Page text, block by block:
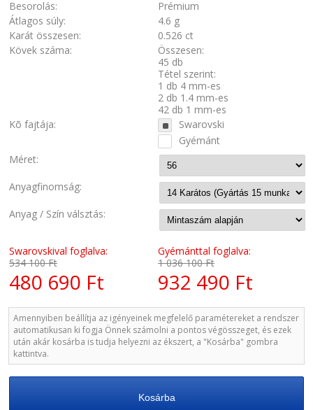
Besorolás:
Prémium
Átlagos súly:
4.6 g
Karát összesen:
0.526 ct
Kövek száma:
Összesen:
45 db
Tétel szerint:
1 db 4 mm-es
2 db 1.4 mm-es
42 db 1 mm-es
Kõ fajtája:
Swarovski
Gyémánt
Méret:
Anyagfinomság:
Anyag / Szín válsztás:
Swarovskival foglalva:
534 100 Ft
480 690 Ft
Gyémánttal foglalva:
1 036 100 Ft
932 490 Ft
Amennyiben beállítja az igényeinek megfelelő paramétereket a rendszer
automatikusan ki fogja Önnek számolni a pontos végösszeget, és ezek
után akár kosárba is tudja helyezni az ékszert, a "Kosárba" gombra
kattintva.
Kosárba